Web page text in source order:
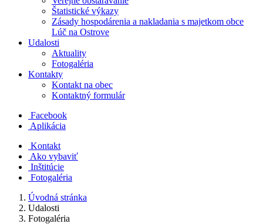
Štatistické výkazy
Zásady hospodárenia a nakladania s majetkom obce
Lúč na Ostrove
Udalosti
Aktuality
Fotogaléria
Kontakty
Kontakt na obec
Kontaktný formulár
Facebook
Aplikácia
Kontakt
Ako vybaviť
Inštitúcie
Fotogaléria
Úvodná stránka
Udalosti
Fotogaléria